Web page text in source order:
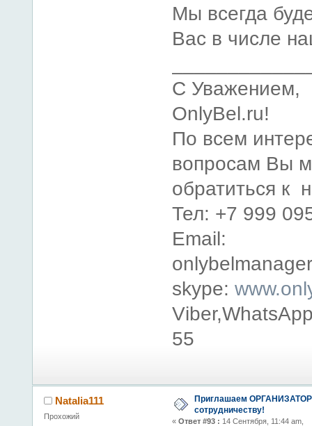
Мы всегда
Вас в числе
С Уважением,
OnlyBel.ru!
По всем
вопросам Вы
обратиться к
Тел: +7 999
Email:
skype:
55
Natalia111
Прохожий
Приглашаем
сотрудничеству!
« Ответ #93 : 14 Сентября, 11:44 am,